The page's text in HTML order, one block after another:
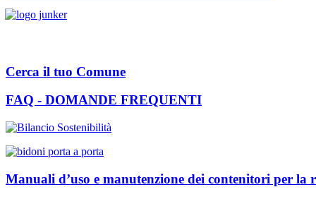
Cerca il tuo Comune
FAQ - DOMANDE FREQUENTI
Manuali d’uso e manutenzione dei contenitori per la